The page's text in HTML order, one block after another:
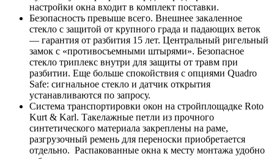
настройки окна входит в комплект поставки.
Безопасность превыше всего. Внешнее закаленное
стекло с защитой от крупного града и падающих веток
— гарантия от разбития 15 лет. Центральный ригельный
замок с «противосъемными штырями». Безопасное
стекло триплекс внутри для защиты от травм при
разбитии. Еще больше спокойствия с опциями Quadro
Safe: сигнальное стекло и датчик открытия
устанавливаются по запросу.
Система транспортировки окон на стройплощадке Roto
Kurt & Karl. Такелажные петли из прочного
синтетического материала закреплены на раме,
разгрузочный ремень для переноски приобретается
отдельно. Распакованные окна к месту монтажа удобно